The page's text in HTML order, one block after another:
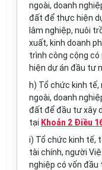
ngoài, doanh
đất để thực hiện
lâm nghiệp, nuôi
xuất, kinh doanh
trình công cộng
hiện dự án đầu tư
h) Tổ chức kinh
ngoài, doanh
đất để đầu tư xây
tại Khoản 2 Điều
i) Tổ chức kinh tế,
tài chính, người
nghiệp có vốn